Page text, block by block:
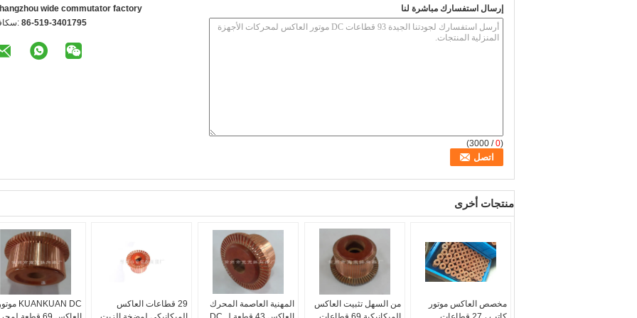
wide commutator factory
86-519-3401795
إرسال استفسارك مباشرة لنا
(
0
/ 3000)
منتجات أخرى
KUANKUAN DC موتور
29 قطاعات العاكس
المهنية العاصمة المحرك
من السهل تثبيت العاكس
مخصص العاكس موتور